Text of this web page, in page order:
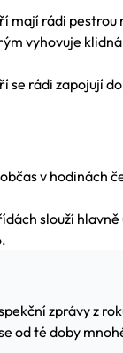
mají rádi pestrou
vyhovuje
se rádi zapojují
v hodinách
slouží
zprávy z
od té doby